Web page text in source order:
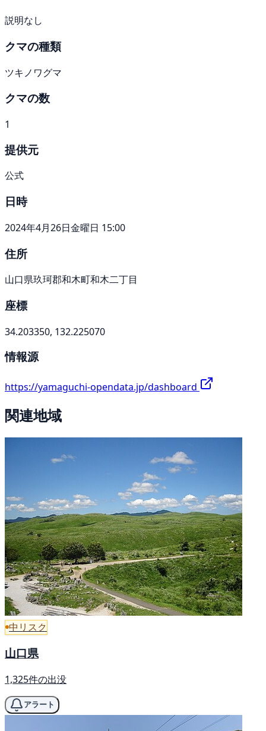
説明なし
クマの種類
ツキノワグマ
クマの数
1
提供元
公式
日時
2024年4月26日金曜日 15:00
住所
山口県玖珂郡和木町和木二丁目
座標
34.203350, 132.225070
情報源
https://yamaguchi-opendata.jp/dashboard
関連地域
中リスク
山口県
1,325件の出没
アラート